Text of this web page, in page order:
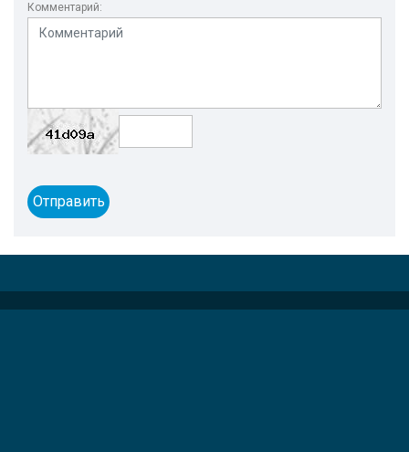
Комментарий:
Отправить